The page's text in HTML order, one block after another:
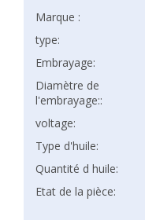
Marque :
type:
Embrayage:
Diamètre de
l'embrayage::
voltage:
Type d'huile:
Quantité d huile:
Etat de la pièce: